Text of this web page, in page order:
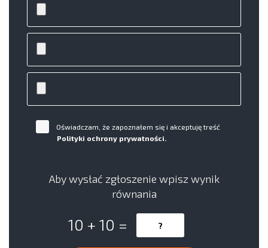
Oświadczam, że zapoznałem się i akceptuję treść
Polityki ochrony prywatności.
Aby wysłać zgłoszenie wpisz wynik
równania
10 + 10 =